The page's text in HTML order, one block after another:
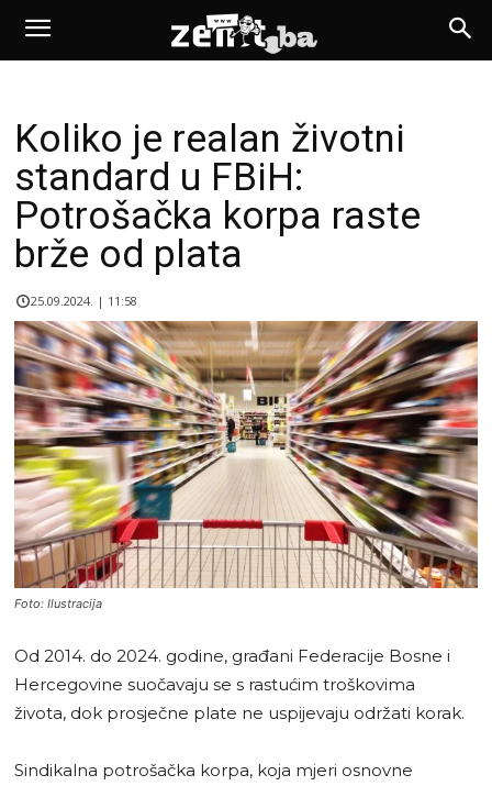
Koliko je realan životni
standard u FBiH:
Potrošačka korpa raste
brže od plata
25.09.2024. | 11:58
Foto: Ilustracija
Od 2014. do 2024. godine, građani Federacije Bosne i
Hercegovine suočavaju se s rastućim troškovima
života, dok prosječne plate ne uspijevaju održati korak.
Sindikalna potrošačka korpa, koja mjeri osnovne